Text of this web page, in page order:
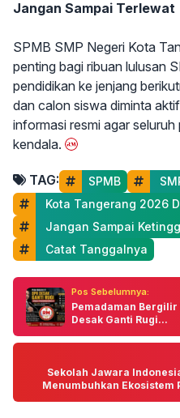
Jangan Sampai Terlewat
SPMB SMP Negeri Kota
penting bagi ribuan lulusan
pendidikan ke jenjang
dan calon siswa diminta
informasi resmi agar
kendala.
TAG: SPMB
Kota Tangerang 2026
Jangan Sampai
Catat Tanggalnya
Pos Sebelumnya:
Pemadaman Bergilir
Desak Ganti Rugi...
Sekolah Jawara
Menumbuhkan Ekosistem